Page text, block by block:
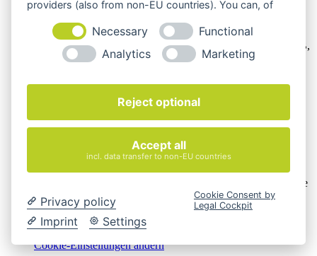
Wir verkaufen online ausschließlich an Unternehmer
Unsere Angebote richten sich nur an Unternehmer,
§14 BGB,
also an natürliche oder juristische Personen oder rechtsfähige
Rechtsgeschäfts in Ausübung ihrer gewerblichen oder
selbständigen beruflichen Tätigkeit handeln. Wir schließen
keine Verträge mit Verbrauchern,§ 13 BGB.
Die Produktbilder der Artikel zeigen Beispiele, die in der
Ausstattung, Farbe oder Konfiguration von der
Artikelbeschreibung abweichen können. Maßgeblich sind die
Beschreibungen und Abbildungen im unverbindlichen
Angebot. Gerne konfigurieren wir das ausgewählte Produkt
genau nach Ihren Vorstellungen.
Cookie-Einstellungen ändern
providers (also from non-EU countries). You can, of
Necessary
Functional
Analytics
Marketing
Reject optional
Accept all
incl. data transfer to non-EU countries
Privacy policy
Imprint
Settings
Cookie Consent by
Legal Cockpit